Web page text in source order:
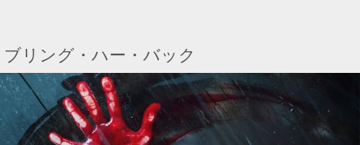
ブリング・ハー・バック